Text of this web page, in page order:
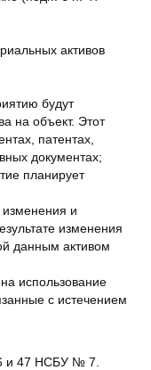
активов
будут
на объект. Этот
патентах,
документах;
планирует
изменения и
изменения
данным активом
использование
с истечением
и 47 НСБУ № 7.